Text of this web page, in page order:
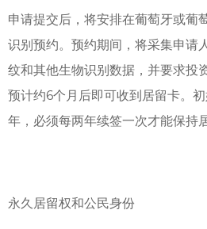
申请提交后，将安排在葡萄牙或葡
识别预约。预约期间，将采集申请
纹和其他生物识别数据，并要求投
预计约6个月后即可收到居留卡。
年，必须每两年续签一次才能保持
永久居留权和公民身份